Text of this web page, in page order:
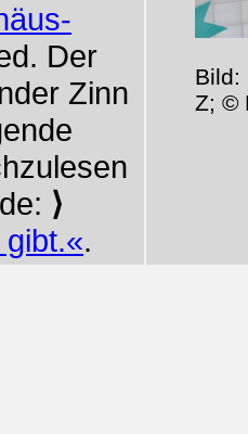
Der
Zinn
⟩
.
Bild:
Z; ©